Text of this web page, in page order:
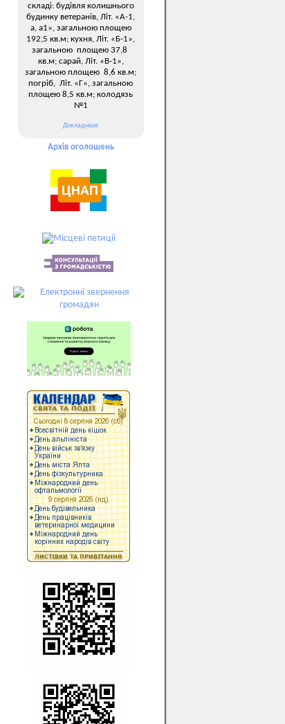
складі: будівля колишнього
будинку ветеранів, Літ. «А-1,
а, а1», загальною площею
192,5 кв.м; кухня, Літ. «Б-1»,
загальною площею 37,8
кв.м; сарай, Літ. «В-1»,
загальною площею 8,6 кв.м;
погріб, Літ. «Г», загальною
площею 8,5 кв.м; колодязь
№1
Докладніше
Архів оголошень